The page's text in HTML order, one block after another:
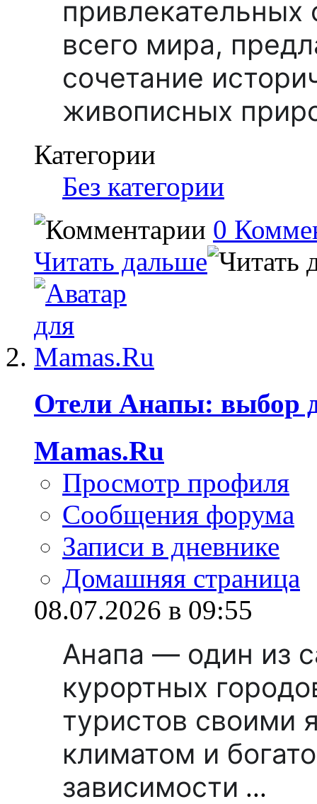
привлекательных
всего мира,
сочетание
живописных
Категории
Без категории
0
Читать дальше
Отели Анапы: выбор
Mamas.Ru
Просмотр профиля
Сообщения форума
Записи в дневнике
Домашняя страница
08.07.2026 в 09:55
Анапа — один из
курортных
туристов своими
климатом и
зависимости ...